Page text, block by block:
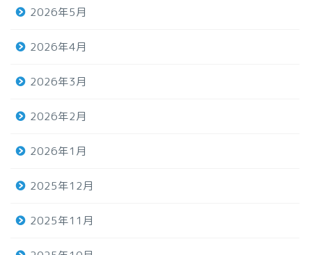
2026年5月
2026年4月
2026年3月
2026年2月
2026年1月
2025年12月
2025年11月